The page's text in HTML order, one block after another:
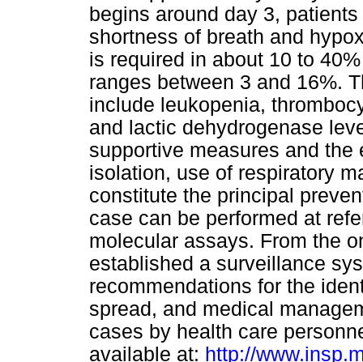
begins around day 3,
shortness of breath and
is required in about 10 to
ranges between 3 and 16%.
include leukopenia,
and lactic dehydrogenase
supportive measures and
isolation, use of respiratory
constitute the principal
case can be performed at
molecular assays. From the
established a surveillance
recommendations for the
spread, and medical
cases by health care
available at: http://